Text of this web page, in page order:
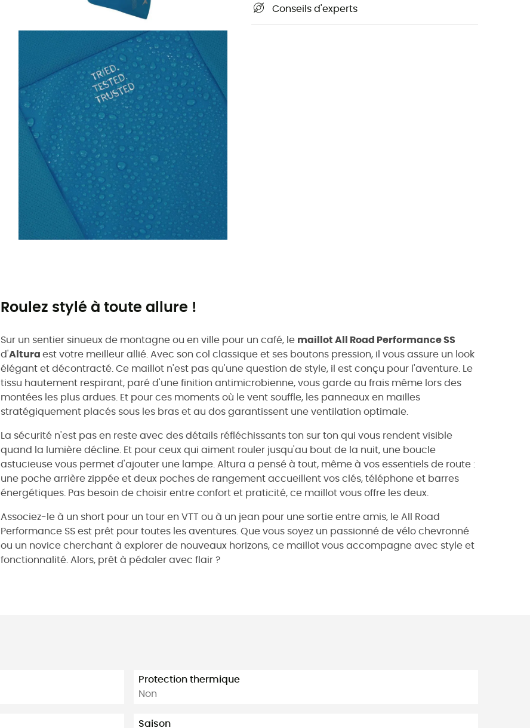
Conseils d'experts
Roulez stylé à toute allure !
Sur un sentier sinueux de montagne ou en ville pour un café, le maillot All Road Performance SS
d'Altura est votre meilleur allié. Avec son col classique et ses boutons pression, il vous assure un look
élégant et décontracté. Ce maillot n'est pas qu'une question de style, il est conçu pour l'aventure. Le
tissu hautement respirant, paré d'une finition antimicrobienne, vous garde au frais même lors des
montées les plus ardues. Et pour ces moments où le vent souffle, les panneaux en mailles
stratégiquement placés sous les bras et au dos garantissent une ventilation optimale.
La sécurité n'est pas en reste avec des détails réfléchissants ton sur ton qui vous rendent visible
quand la lumière décline. Et pour ceux qui aiment rouler jusqu'au bout de la nuit, une boucle
astucieuse vous permet d'ajouter une lampe. Altura a pensé à tout, même à vos essentiels de route :
une poche arrière zippée et deux poches de rangement accueillent vos clés, téléphone et barres
énergétiques. Pas besoin de choisir entre confort et praticité, ce maillot vous offre les deux.
Associez-le à un short pour un tour en VTT ou à un jean pour une sortie entre amis, le All Road
Performance SS est prêt pour toutes les aventures. Que vous soyez un passionné de vélo chevronné
ou un novice cherchant à explorer de nouveaux horizons, ce maillot vous accompagne avec style et
fonctionnalité. Alors, prêt à pédaler avec flair ?
Protection thermique
Non
Saison